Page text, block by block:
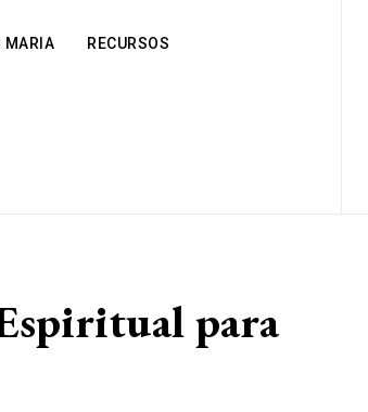
MARIA RECURSOS
para